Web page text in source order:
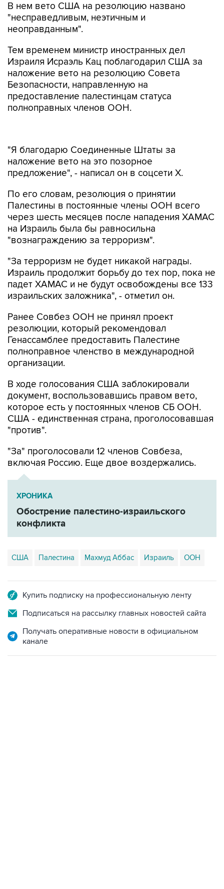
В нем вето США на резолюцию названо
"несправедливым, неэтичным и
неоправданным".
Тем временем министр иностранных дел
Израиля Исраэль Кац поблагодарил США за
наложение вето на резолюцию Совета
Безопасности, направленную на
предоставление палестинцам статуса
полноправных членов ООН.
предложение", - написал он в соцсети X.
По его словам, резолюция о принятии
через шесть месяцев после нападения ХАМАС
на Израиль была бы равносильна
"вознаграждению за терроризм".
"За терроризм не будет никакой награды.
падет ХАМАС и не будут освобождены все 133
израильских заложника", - отметил он.
Ранее Совбез ООН не принял проект
Генассамблее предоставить Палестине
полноправное членство в международной
организации.
В ходе голосования США заблокировали
которое есть у постоянных членов СБ ООН.
США - единственная страна, проголосовавшая
"против".
"За" проголосовали 12 членов Совбеза,
ХРОНИКА
Обострение палестино-израильского
США Палестина Махмуд Аббас Израиль ООН
Подписаться на рассылку главных новостей сайта
Получать оперативные новости в официальном